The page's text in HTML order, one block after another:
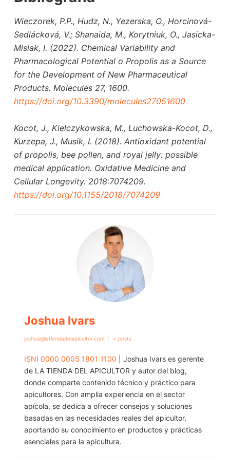
Wieczorek, P.P., Hudz, N., Yezerska, O., Horcinová-
Sedlácková, V.; Shanaida, M., Korytniuk, O., Jasicka-
Misiak, I. (2022). Chemical Variability and
Pharmacological Potential o Propolis as a Source
for the Development of New Pharmaceutical
Products. Molecules 27, 1600.
https://doi.org/10.3390/molecules27051600
Kocot, J., Kielczykowska, M., Luchowska-Kocot, D.,
Kurzepa, J., Musik, I. (2018). Antioxidant potential
of propolis, bee pollen, and royal jelly: possible
medical application. Oxidative Medicine and
Cellular Longevity. 2018:7074209.
https://doi.org/10.1155/2018/7074209
Joshua Ivars
joshua@latiendadelapicultor.com + posts
ISNI 0000 0005 1801 1100 | Joshua Ivars es gerente
de LA TIENDA DEL APICULTOR y autor del blog,
donde comparte contenido técnico y práctico para
apicultores. Con amplia experiencia en el sector
apícola, se dedica a ofrecer consejos y soluciones
basadas en las necesidades reales del apicultor,
aportando su conocimiento en productos y prácticas
esenciales para la apicultura.